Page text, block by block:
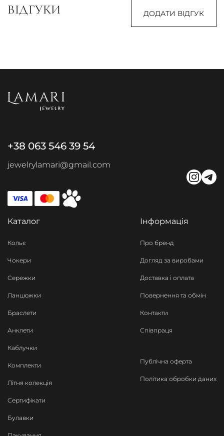
ВІДГУКИ ДОДАТИ ВІДГУК
+38 063 546 39 54
jewelrylamari@gmail.com
Каталог
Кольє
Чокери
Сережки
Ланцюжки
Браслети
Анклети
Каблучки
Комплекти
Літня колекція
Сертифікати
Булавки
Інформація
Про бренд
Догляд за виробами
Доставка і оплата
Повернення та обмін
Контакти
Співпраця
Публічна оферта
Політика обробки даних